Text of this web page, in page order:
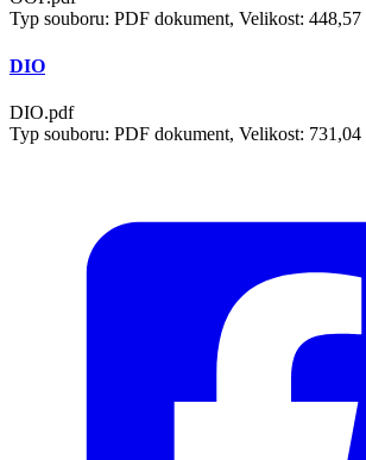
Typ souboru: PDF dokument, Velikost: 448,57
DIO
DIO.pdf
Typ souboru: PDF dokument, Velikost: 731,04